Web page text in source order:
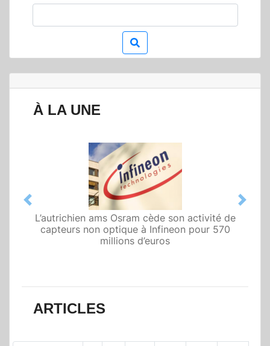
À LA UNE
L’autrichien ams Osram cède son activité de
capteurs non optique à Infineon pour 570
millions d’euros
Previous Next
ARTICLES